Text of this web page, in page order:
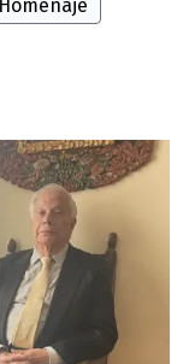
Homenaje